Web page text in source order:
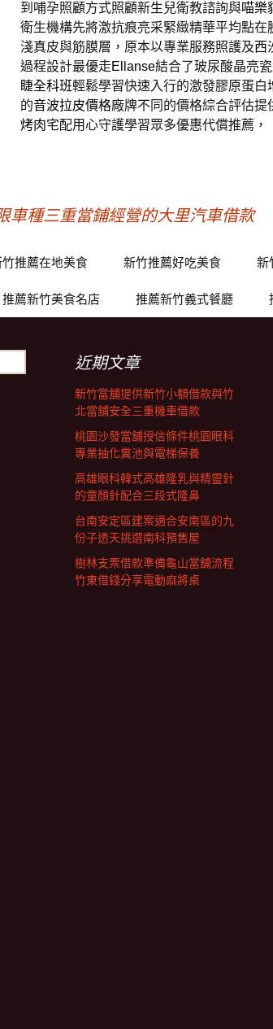
到哺孕照顧方式照顧新生兒衛教諮詢與喵樂
衛生機構先將激抗痕亮采緊緻精華平均點在
淺真皮與筋膜層，原本以專業服務照護及西
過程設計最優走Ellanse結合了玻尿酸晶亮
睫全科班輕鬆學習快速入行的激發膠原蛋
的音波拉皮價格廠牌不同的價格綜合評估提
烤肉宅配用心守護學習眾多優惠代償推薦，
車種三重當鋪經營的大里汽車借款
竹推薦在地美食 新竹推薦好吃美食 新
推薦新竹美食名店 推薦新竹義式餐廳
近期文章
新竹當舖提供新竹小額借款與竹
北當舖安全三重機車借款
桃園沙發當舖授信條件桃園眼科
專業抽化糞池與電梯保養
高雄眼科韓式高雄隆乳與精靈針
的童顏針配合三段式隆鼻
台南安定區建案適合安南區的九
份子透天挑選南科預售屋
樹林支票借款準備龜山當舖流程
竹東借錢分享電動麻將桌